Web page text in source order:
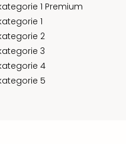
1 Premium
1
2
3
4
5